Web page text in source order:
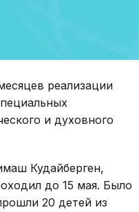
реализации
и духовного
Кудайберген,
до 15 мая. Было
20 детей из